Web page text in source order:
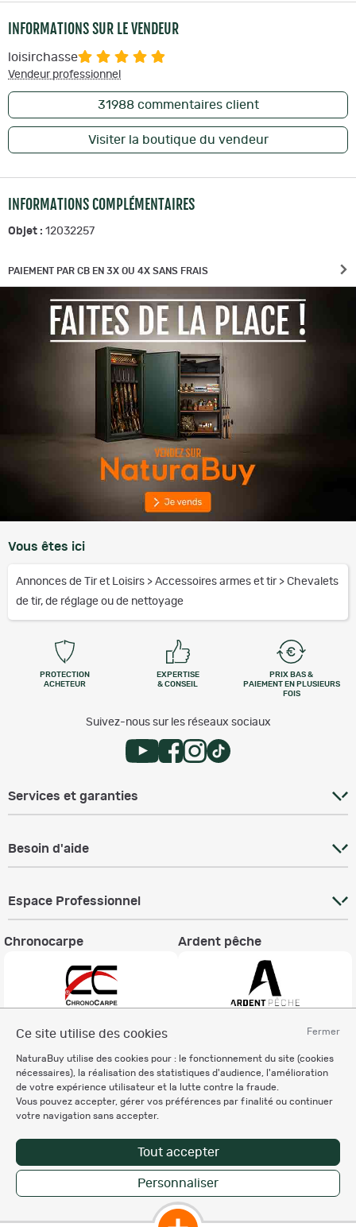
Fermer
Ce site utilise des cookies
NaturaBuy utilise des cookies pour : le fonctionnement du site (cookies
nécessaires), la réalisation des statistiques d'audience, l'amélioration
de votre expérience utilisateur et la lutte contre la fraude.
Vous pouvez accepter, gérer vos préférences par finalité ou continuer
votre navigation sans accepter.
Tout accepter
Personnaliser
INFORMATIONS SUR LE VENDEUR
loisirchasse
Vendeur professionnel
31988commentaires client
Visiter la boutique du vendeur
INFORMATIONS COMPLÉMENTAIRES
Objet : 12032257
PAIEMENT PAR CB EN 3X OU 4X SANS FRAIS
Vous êtes ici
Annonces de Tir et Loisirs > Accessoires armes et tir > Chevalets
de tir, de réglage ou de nettoyage
PROTECTION
ACHETEUR
EXPERTISE
& CONSEIL
PRIX BAS &
PAIEMENT EN PLUSIEURS
FOIS
Suivez-nous sur les réseaux sociaux
Services et garanties
Besoin d'aide
Espace Professionnel
Chronocarpe Ardent pêche
Charte éthique
Mentions légales
Règlement & Conditions d'utilisation
Politique de protection
des données personnelles
Personnalisation des cookies
Copyright © 2007-2026 NaturaBuy. Tous droits réservés. N°CNIL: 1239459.
Les marques commerciales mentionnées appartiennent à leurs propriétaires
respectifs in 0.037 s